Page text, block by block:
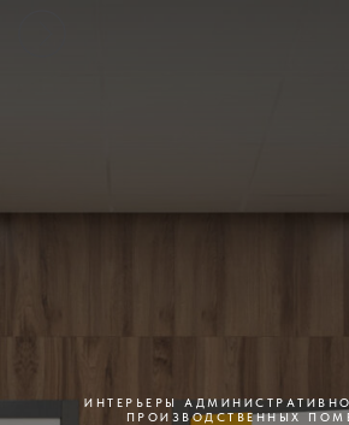
ИНТЕРЬЕРЫ
ПРОИЗВОДСТВЕННЫХ